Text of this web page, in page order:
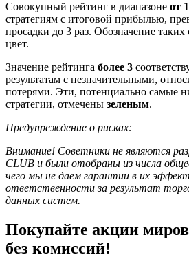
Совокупный рейтинг в диапазоне от
стратегиям с итоговой прибылью,
просадки до 3 раз. Обозначение
цвет.
Значение рейтинга более 3
результатам с незначительными,
потерями. Эти, потенциально самые
стратегии, отмечены зеленым.
Предупреждение о рисках:
Внимание! Советники не являются
CLUB и были отобраны из числа
чего мы не даем гарантии в их
ответственности за результат
данных систем.
Покупайте акции
без комиссий!